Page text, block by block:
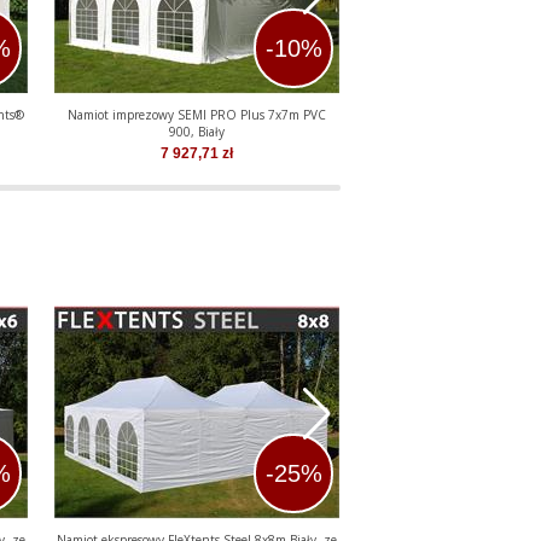
-10%
Namiot imprezowy SEMI PRO Plus 7x7m PVC
900, Biały
7 927,71 zł
-25%